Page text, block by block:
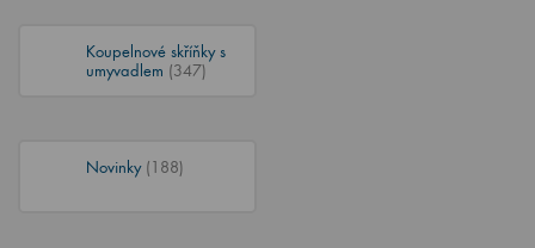
Koupelnové skříňky s
umyvadlem (347)
Novinky (188)